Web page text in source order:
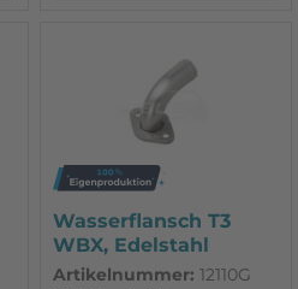
Wasserflansch T3
WBX, Edelstahl
passend für VW T3
Artikelnummer: 12110G